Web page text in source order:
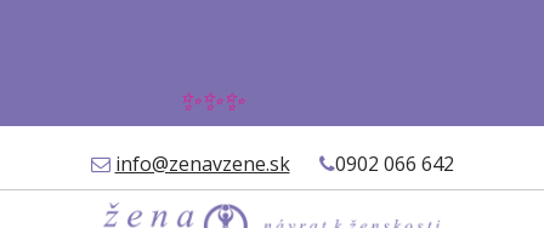
✨✨✨
info@zenavzene.sk 0902 066 642